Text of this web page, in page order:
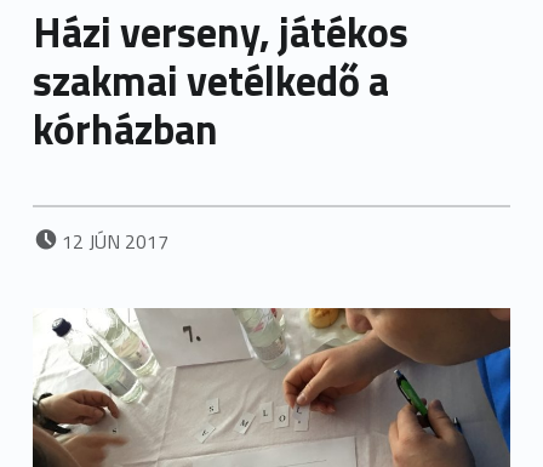
Házi verseny, játékos
szakmai vetélkedő a
kórházban
POSTED ON:
12 JÚN 2017